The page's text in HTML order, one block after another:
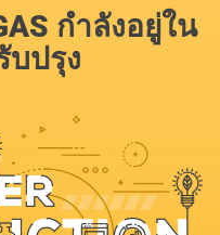
กำลังอยู่ใน
บปรุง